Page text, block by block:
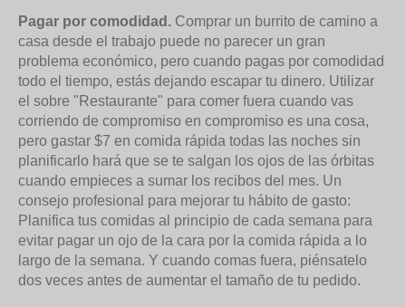
Pagar por comodidad. Comprar un burrito de camino a
casa desde el trabajo puede no parecer un gran
problema económico, pero cuando pagas por comodidad
todo el tiempo, estás dejando escapar tu dinero. Utilizar
el sobre "Restaurante" para comer fuera cuando vas
corriendo de compromiso en compromiso es una cosa,
pero gastar $7 en comida rápida todas las noches sin
planificarlo hará que se te salgan los ojos de las órbitas
cuando empieces a sumar los recibos del mes. Un
consejo profesional para mejorar tu hábito de gasto:
Planifica tus comidas al principio de cada semana para
evitar pagar un ojo de la cara por la comida rápida a lo
largo de la semana. Y cuando comas fuera, piénsatelo
dos veces antes de aumentar el tamaño de tu pedido.